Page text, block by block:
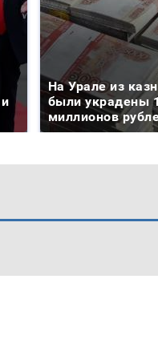
На Урале из
были украдены
миллионов